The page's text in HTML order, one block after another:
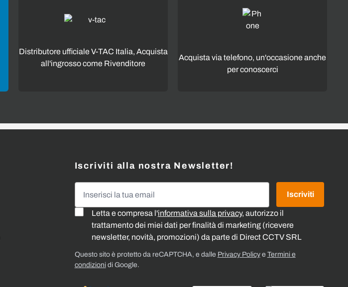
Distributore ufficiale V-TAC Italia, Acquista
all'ingrosso come Rivenditore
Acquista via telefono, un'occasione anche
per conoscerci
Iscriviti alla nostra Newsletter!
Letta e compresa l'informativa sulla privacy, autorizzo il
trattamento dei miei dati per finalità di marketing (ricevere
newsletter, novità, promozioni) da parte di Direct CCTV SRL
Iscriviti
Questo sito è protetto da reCAPTCHA, e dalle Privacy Policye Termini e
condizionidi Google.